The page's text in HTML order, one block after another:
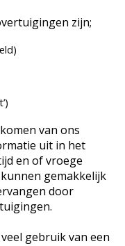
zijn;
van ons
uit in het
en of vroege
gemakkelijk
door
gebruik van een